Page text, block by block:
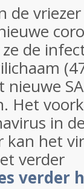
de
de
nieuwe
Het
in
kan het
verder